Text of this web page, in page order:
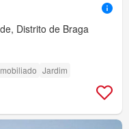
Distrito de Braga
Jardim